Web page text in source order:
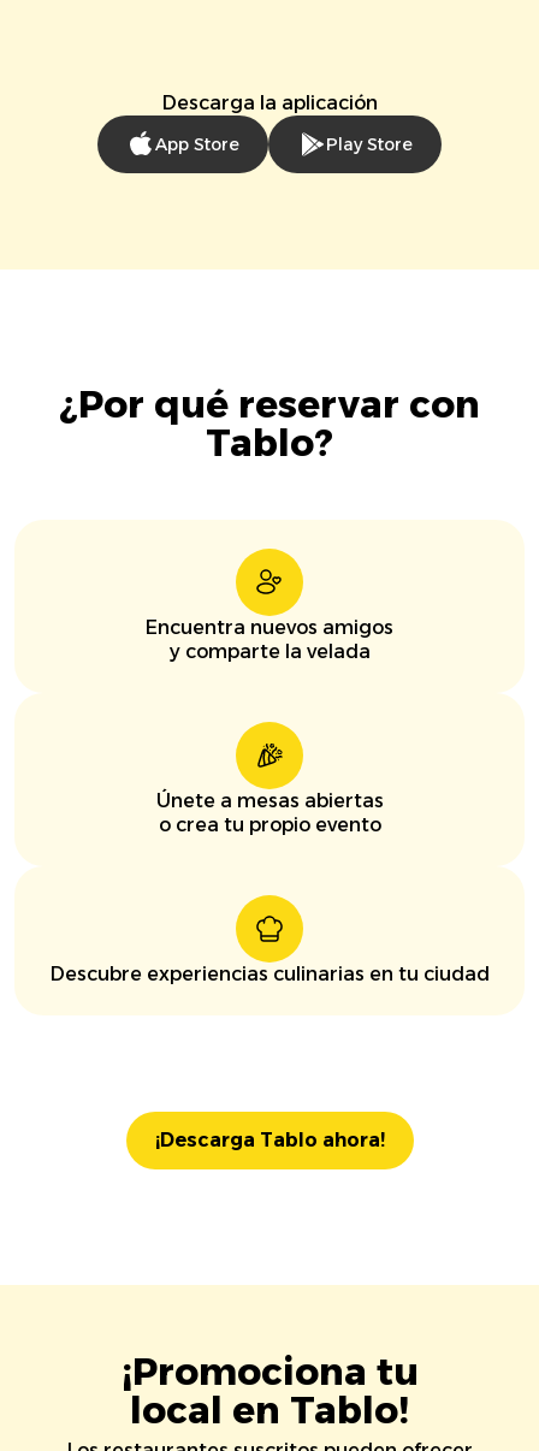
Descarga la aplicación
App Store Play Store
¿Por qué reservar con
Tablo?
Encuentra nuevos amigos
y comparte la velada
Únete a mesas abiertas
o crea tu propio evento
Descubre experiencias culinarias en tu ciudad
¡Descarga Tablo ahora!
¡Promociona tu
local en Tablo!